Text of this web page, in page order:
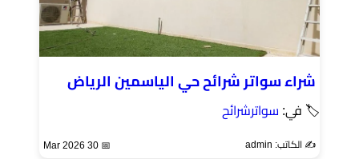
شراء سواتر شرائح حي الياسمين الرياض
🏷 في: سواترشرائح
✍️ الكاتب: admin 📅 30 Mar 2026